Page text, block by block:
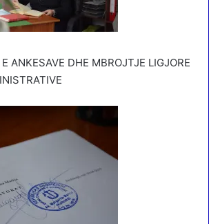
DHE MBROJTJE LIGJORE